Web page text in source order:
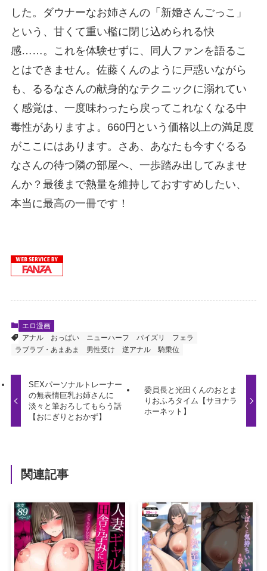
した。ダウナーなお姉さんの「新婚さんごっこ」
という、甘くて重い檻に閉じ込められる快
感……。これを体験せずに、同人ファンを語るこ
とはできません。佐藤くんのように戸惑いながら
も、るるなさんの献身的なテクニックに溺れてい
く感覚は、一度味わったら戻ってこれなくなる中
毒性がありますよ。660円という価格以上の満足度
がここにはあります。さあ、あなたも今すぐるる
なさんの待つ隣の部屋へ、一歩踏み出してみませ
んか？最後まで熱量を維持しておすすめしたい、
本当に最高の一冊です！
エロ漫画
アナル
おっぱい ニューハーフ パイズリ
フェラ
ラブラブ・あまあま
男性受け 逆アナル 騎乗位
SEXパーソナルトレーナー
の無表情巨乳お姉さんに
淡々と筆おろしてもらう話
【おにぎりとおかず】
委員長と光田くんのおとま
りおふろタイム【サヨナラ
ホーネット】
関連記事